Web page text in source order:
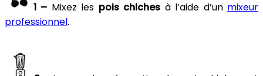
1 – Mixez les pois chiches à l’aide d’un mixeur
professionnel.